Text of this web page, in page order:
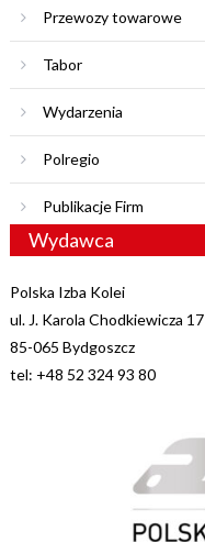
Przewozy towarowe
Tabor
Wydarzenia
Polregio
Publikacje Firm
Wydawca
Polska Izba Kolei
ul. J. Karola Chodkiewicza 17
85-065 Bydgoszcz
tel: +48 52 324 93 80